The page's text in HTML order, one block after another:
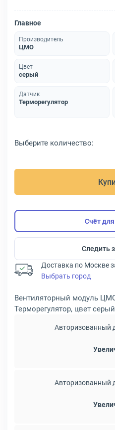
Главное
Производитель
ЦМО
Цвет
серый
Датчик
Терморегулятор
Выберите количество:
Счёт
Следить
Доставка по Москве
Выбрать город
Вентиляторный модуль ЦМО
Терморегулятор, цвет
Авторизованный
Авторизованный